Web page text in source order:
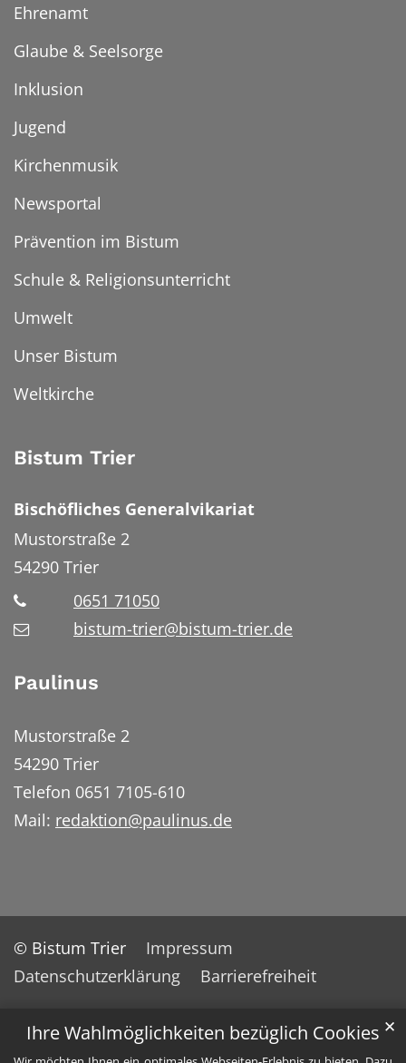
Ihre Wahlmöglichkeiten bezüglich Cookies ✕
Ehrenamt
Glaube & Seelsorge
Inklusion
Jugend
Kirchenmusik
Newsportal
Prävention im Bistum
Schule & Religionsunterricht
Umwelt
Unser Bistum
Weltkirche
Bistum Trier
Bischöfliches Generalvikariat
Mustorstraße 2
54290 Trier
0651 71050
bistum-trier@bistum-trier.de
Paulinus
Mustorstraße 2
54290 Trier
Telefon 0651 7105-610
Mail: redaktion@paulinus.de
© Bistum Trier
Impressum
Datenschutzerklärung
Barrierefreiheit